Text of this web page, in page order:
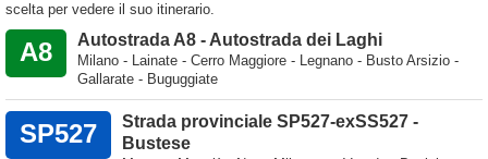
scelta per vedere il suo itinerario.
A8 Autostrada A8 - Autostrada dei Laghi
Milano - Lainate - Cerro Maggiore - Legnano - Busto Arsizio -
Gallarate - Buguggiate
SP527
Strada provinciale SP527-exSS527 -
Bustese